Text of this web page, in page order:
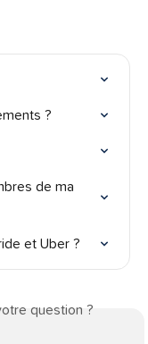
?
de ma
et Uber ?
question ?